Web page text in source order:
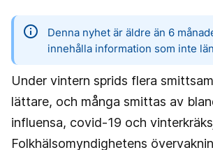
information
Denna nyhet är äldre än 6
innehålla information som inte
Under vintern sprids flera
lättare, och många smittas av
influensa, covid-19 och
Folkhälsomyndighetens